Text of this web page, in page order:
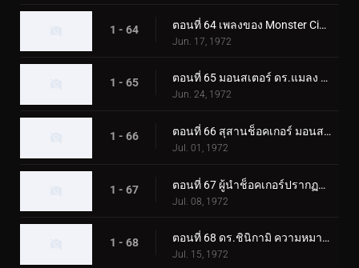
1 - 64 ตอนที่ 64 เพลงของ Monster Cicadaminga ที่จะฆ่าทุกคน
Jun. 17, 1972
1 - 65 ตอนที่ 65 มอนสเตอร์ ดร.แมลง และโรงเรียนช็อคเกอร์
Jun. 24, 1972
1 - 66 ตอนที่ 66 สุสานช็อคเกอร์ มอนสเตอร์ที่ฟื้นคืนชีพ
Jul. 01, 1972
1 - 67 ตอนที่ 67 ผู้นำช็อคเกอร์ปรากฏตัว! ผู้ขับขี่ตกอยู่ในอันตราย
Jul. 08, 1972
1 - 68 ตอนที่ 68 ดร.ชินิกามิ ความหมายที่แท้จริงของความหวาดกลัว?
Jul. 15, 1972